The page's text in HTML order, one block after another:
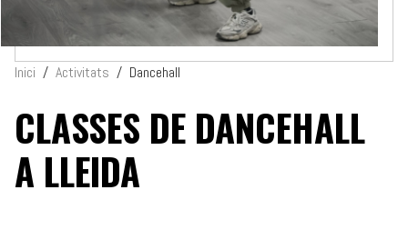
Inici / Activitats / Dancehall
CLASSES DE DANCEHALL
A LLEIDA